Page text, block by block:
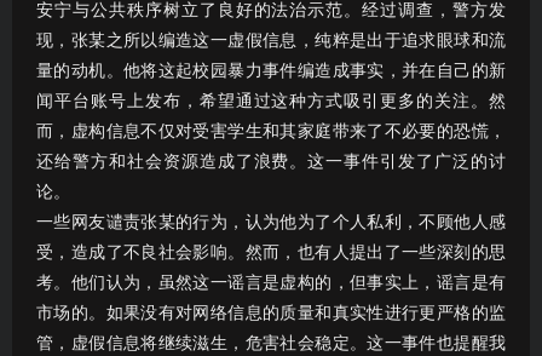
安宁与公共秩序树立了良好的法治示范。经过调查，警方发
现，张某之所以编造这一虚假信息，纯粹是出于追求眼球和流
量的动机。他将这起校园暴力事件编造成事实，并在自己的新
闻平台账号上发布，希望通过这种方式吸引更多的关注。然
而，虚构信息不仅对受害学生和其家庭带来了不必要的恐慌，
还给警方和社会资源造成了浪费。这一事件引发了广泛的讨
论。
一些网友谴责张某的行为，认为他为了个人私利，不顾他人感
受，造成了不良社会影响。然而，也有人提出了一些深刻的思
考。他们认为，虽然这一谣言是虚构的，但事实上，谣言是有
市场的。如果没有对网络信息的质量和真实性进行更严格的监
管，虚假信息将继续滋生，危害社会稳定。这一事件也提醒我